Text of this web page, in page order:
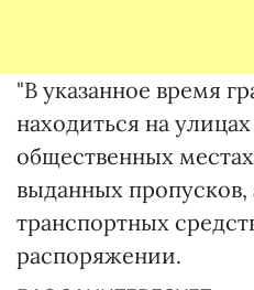
"В указанное время
находиться на
общественных
выданных
транспортных
распоряжении.